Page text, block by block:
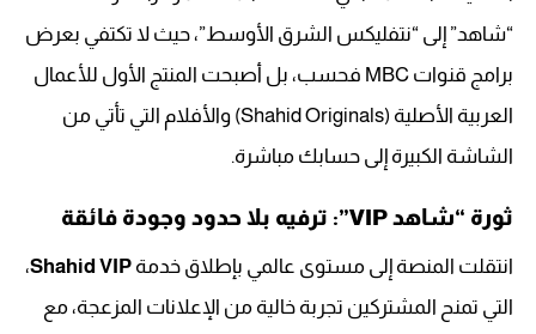
“شاهد” إلى “نتفليكس الشرق الأوسط”، حيث لا تكتفي بعرض
برامج قنوات MBC فحسب، بل أصبحت المنتج الأول للأعمال
العربية الأصلية (Shahid Originals) والأفلام التي تأتي من
الشاشة الكبيرة إلى حسابك مباشرة.
ثورة “شاهد VIP”: ترفيه بلا حدود وجودة فائقة
انتقلت المنصة إلى مستوى عالمي بإطلاق خدمة Shahid VIP،
التي تمنح المشتركين تجربة خالية من الإعلانات المزعجة، مع